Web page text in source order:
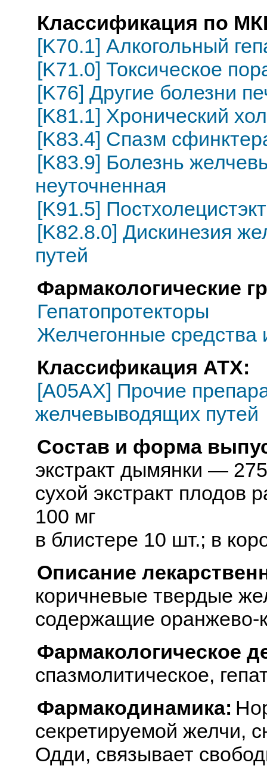
Классификация по
[K70.1] Алкогольный
[K71.0] Токсическое
[K76] Другие болезни
[K81.1] Хронический
[K83.4] Спазм
[K83.9] Болезнь
неуточненная
[K91.5]
[K82.8.0] Дискинезия
путей
Фармакологические
Гепатопротекторы
Желчегонные средства
Классификация АТХ:
[A05AX] Прочие
желчевыводящих путей
Состав и форма
экстракт дымянки —
сухой экстракт плодов
100 мг
в блистере 10 шт.; в
Описание
коричневые твердые
содержащие оранжево-
Фармакологическое
спазмолитическое,
Фармакодинамика:
секретируемой желчи,
Одди, связывает